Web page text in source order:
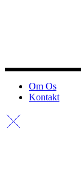
Om Os
Kontakt